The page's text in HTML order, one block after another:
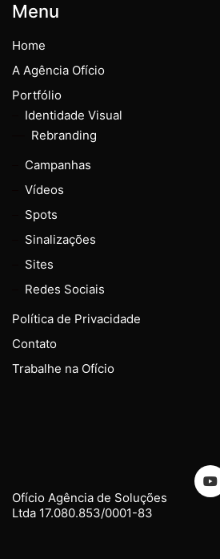
Menu
Home
A Agência Ofício
Portfólio
Identidade Visual
Rebranding
Campanhas
Vídeos
Spots
Sinalizações
Sites
Redes Sociais
Política de Privacidade
Contato
Trabalhe na Ofício
Ofício Agência de Soluções
Ltda 17.080.853/0001-83